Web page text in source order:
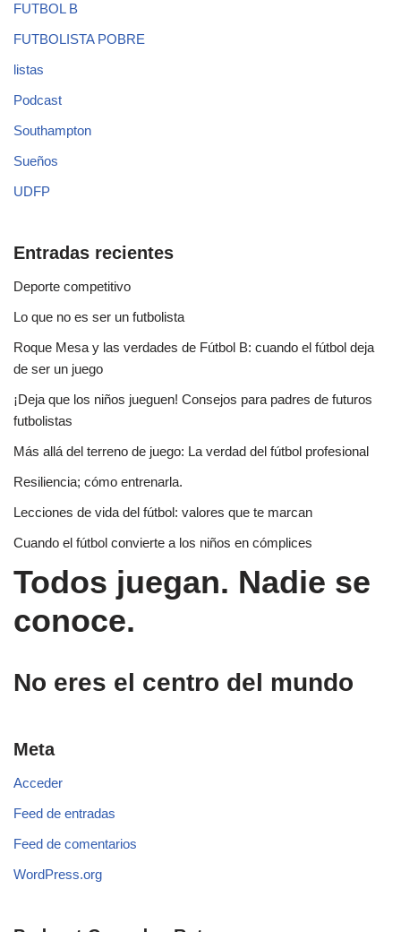
FUTBOL B
FUTBOLISTA POBRE
listas
Podcast
Southampton
Sueños
UDFP
Entradas recientes
Deporte competitivo
Lo que no es ser un futbolista
Roque Mesa y las verdades de Fútbol B: cuando el fútbol deja
de ser un juego
¡Deja que los niños jueguen! Consejos para padres de futuros
futbolistas
Más allá del terreno de juego: La verdad del fútbol profesional
Resiliencia; cómo entrenarla.
Lecciones de vida del fútbol: valores que te marcan
Cuando el fútbol convierte a los niños en cómplices
Todos juegan. Nadie se
conoce.
No eres el centro del mundo
Meta
Acceder
Feed de entradas
Feed de comentarios
WordPress.org